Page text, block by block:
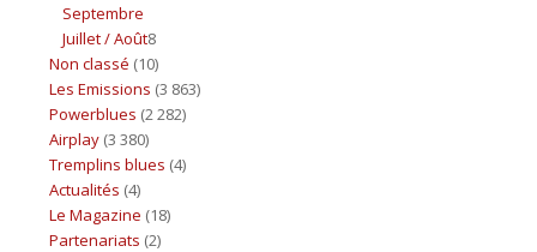
Septembre
Juillet / Août8
Non classé (10)
Les Emissions (3 863)
Powerblues (2 282)
Airplay(3 380)
Tremplins blues (4)
Actualités (4)
Le Magazine (18)
Partenariats (2)